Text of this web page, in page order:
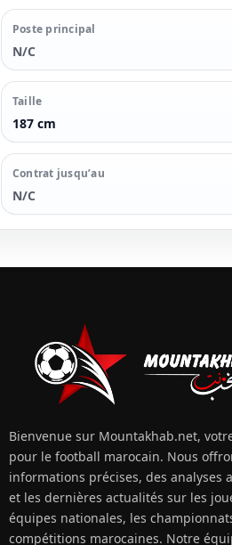
Poste principal
N/C
Taille
187 cm
Contrat jusqu’au
N/C
Bienvenue sur Mountakhab.net,
pour le football marocain. Nous
informations précises, des analyses
et les dernières actualités sur les
équipes nationales, les
compétitions marocaines. Notre